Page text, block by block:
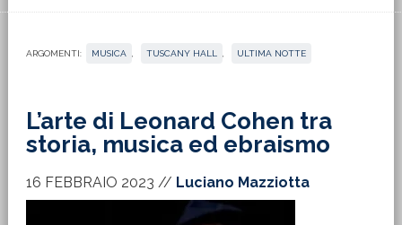
ARGOMENTI: MUSICA TUSCANY HALL ULTIMA NOTTE
L’arte di Leonard Cohen tra
storia, musica ed ebraismo
16 FEBBRAIO 2023 // Luciano Mazziotta